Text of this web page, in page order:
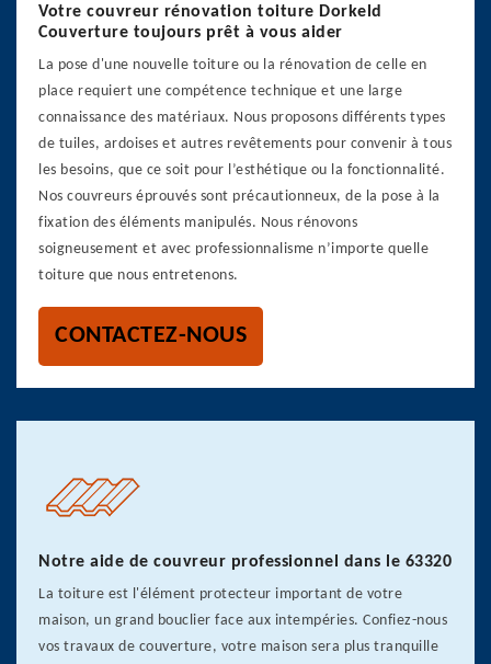
Votre couvreur rénovation toiture Dorkeld
Couverture toujours prêt à vous aider
La pose d'une nouvelle toiture ou la rénovation de celle en
place requiert une compétence technique et une large
connaissance des matériaux. Nous proposons différents types
de tuiles, ardoises et autres revêtements pour convenir à tous
les besoins, que ce soit pour l’esthétique ou la fonctionnalité.
Nos couvreurs éprouvés sont précautionneux, de la pose à la
fixation des éléments manipulés. Nous rénovons
soigneusement et avec professionnalisme n’importe quelle
toiture que nous entretenons.
CONTACTEZ-NOUS
Notre aide de couvreur professionnel dans le 63320
La toiture est l'élément protecteur important de votre
maison, un grand bouclier face aux intempéries. Confiez-nous
vos travaux de couverture, votre maison sera plus tranquille